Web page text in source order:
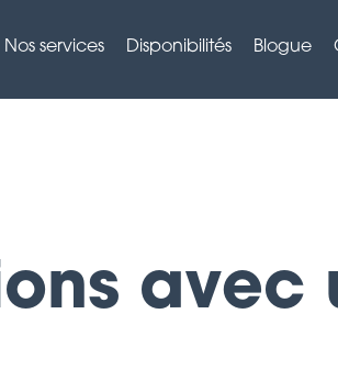
Nos services Disponibilités Blogue
avec